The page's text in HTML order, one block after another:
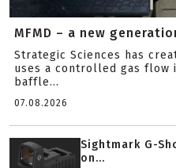
MFMD – a new
Strategic Sciences has
uses a controlled gas flow
baffle...
07.08.2026
Sightmark G-
on...